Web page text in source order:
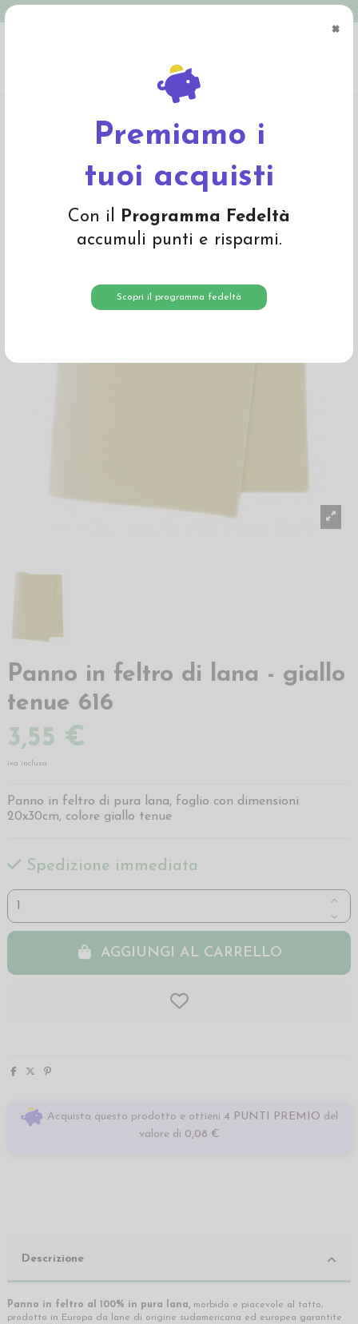
×
Premiamo i
tuoi acquisti
Con il Programma Fedeltà
accumuli punti e risparmi.
Scopri il programma fedeltà
Panno in feltro di lana - giallo tenue 616
Panno in feltro di lana - giallo
tenue 616
3,55 €
iva inclusa
Panno in feltro di pura lana, foglio con dimensioni
20x30cm, colore giallo tenue
Spedizione immediata
AGGIUNGI AL CARRELLO
Acquista questo prodotto e ottieni 4 PUNTI PREMIO del
valore di 0,08 €
Descrizione
Panno in feltro al 100% in pura lana, morbido e piacevole al tatto,
prodotto in Europa da lane di origine sudamericana ed europea garantite